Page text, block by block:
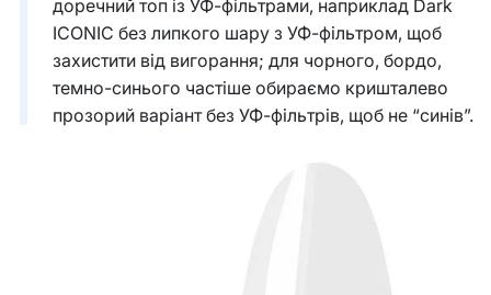
доречний топ із УФ-фільтрами, наприклад Dark
ICONIC без липкого шару з УФ-фільтром, щоб
захистити від вигорання; для чорного, бордо,
темно-синього частіше обираємо кришталево
прозорий варіант без УФ-фільтрів, щоб не “синів”.